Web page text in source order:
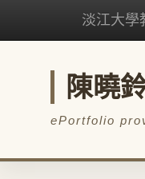
淡江大學
陳曉
ePortfolio